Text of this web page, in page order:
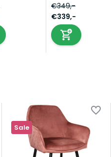
€349,-
€339,-
Sale